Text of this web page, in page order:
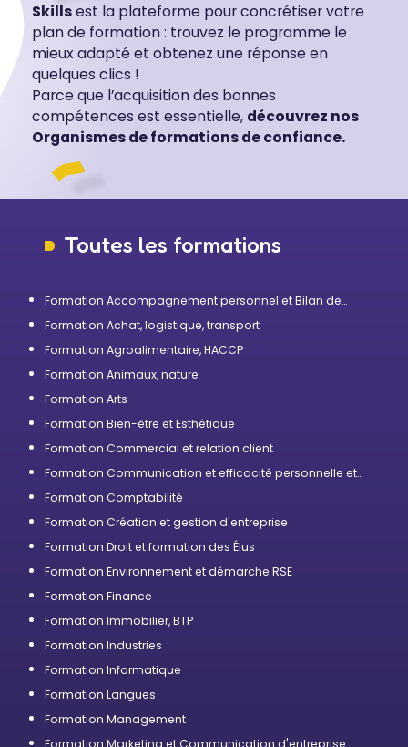
Skillsest la plateforme pour concrétiser votre
plan de formation : trouvez le programme le
mieux adapté et obtenez une réponse en
quelques clics !
Parce que l’acquisition des bonnes
compétences est essentielle, découvrez nos
Organismes de formations de confiance.
Toutes les formations
Formation Accompagnement personnel et Bilan de
Formation Achat, logistique, transport
Formation Agroalimentaire, HACCP
Formation Animaux, nature
Formation Arts
Formation Bien-être et Esthétique
Formation Commercial et relation client
Formation Communication et efficacité personnelle et
Formation Comptabilité
Formation Création et gestion d'entreprise
Formation Droit et formation des Élus
Formation Environnement et démarche RSE
Formation Finance
Formation Immobilier, BTP
Formation Industries
Formation Informatique
Formation Langues
Formation Management
Formation Marketing et Communication d'entreprise